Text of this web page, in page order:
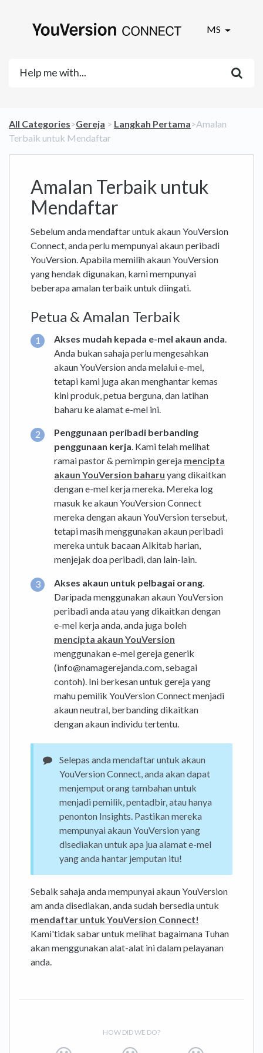
MS
All Categories​>​​Gereja ​ > ​ ​Langkah Pertama​>​ Amalan
Terbaik untuk Mendaftar
Amalan Terbaik untuk
Mendaftar
Sebelum anda mendaftar untuk akaun YouVersion
Connect, anda perlu mempunyai akaun peribadi
YouVersion. Apabila memilih akaun YouVersion
yang hendak digunakan, kami mempunyai
beberapa amalan terbaik untuk diingati.
Petua & Amalan Terbaik
Akses mudah kepada e-mel akaun anda.
Anda bukan sahaja perlu mengesahkan
akaun YouVersion anda melalui e-mel,
tetapi kami juga akan menghantar kemas
kini produk, petua berguna, dan latihan
baharu ke alamat e-mel ini.
Penggunaan peribadi berbanding
penggunaan kerja. Kami telah melihat
ramai pastor & pemimpin gereja mencipta
akaun YouVersion baharu yang dikaitkan
dengan e-mel kerja mereka. Mereka log
masuk ke akaun YouVersion Connect
mereka dengan akaun YouVersion tersebut,
tetapi masih menggunakan akaun peribadi
mereka untuk bacaan Alkitab harian,
menjejak doa peribadi, dan lain-lain.
Akses akaun untuk pelbagai orang.
Daripada menggunakan akaun YouVersion
peribadi anda atau yang dikaitkan dengan
e-mel kerja anda, anda juga boleh
mencipta akaun YouVersion
menggunakan e-mel gereja generik
(info@namagerejanda.com, sebagai
contoh). Ini berkesan untuk gereja yang
mahu pemilik YouVersion Connect menjadi
akaun neutral, berbanding dikaitkan
dengan akaun individu tertentu.
Selepas anda mendaftar untuk akaun
YouVersion Connect, anda akan dapat
menjemput orang tambahan untuk
menjadi pemilik, pentadbir, atau hanya
penonton Insights. Pastikan mereka
mempunyai akaun YouVersion yang
disediakan untuk apa jua alamat e-mel
yang anda hantar jemputan itu!
Sebaik sahaja anda mempunyai akaun YouVersion
am anda disediakan, anda sudah bersedia untuk
mendaftar untuk YouVersion Connect!
Kami'tidak sabar untuk melihat bagaimana Tuhan
akan menggunakan alat-alat ini dalam pelayanan
anda.
HOW DID WE DO?